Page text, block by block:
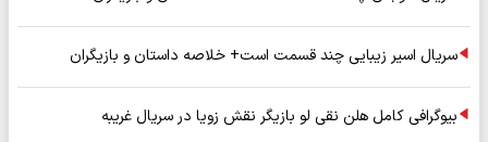
سریال اسیر زیبایی چند قسمت است+ خلاصه داستان و بازیگران
بیوگرافی کامل هلن نقی لو بازیگر نقش زویا در سریال غریبه